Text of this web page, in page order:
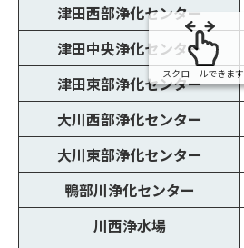
津田西部浄化センター
津田中央浄化センター
津田東部浄化センター
大川西部浄化センター
大川東部浄化センター
鴨部川浄化センター
川西浄水場
スクロールできます